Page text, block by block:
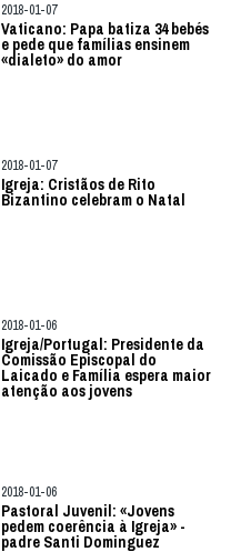
2018-01-07
Vaticano: Papa batiza 34 bebés
e pede que famílias ensinem
«dialeto» do amor
2018-01-07
Igreja: Cristãos de Rito
Bizantino celebram o Natal
2018-01-06
Igreja/Portugal: Presidente da
Comissão Episcopal do
Laicado e Família espera maior
atenção aos jovens
2018-01-06
Pastoral Juvenil: «Jovens
pedem coerência à Igreja» -
padre Santi Dominguez